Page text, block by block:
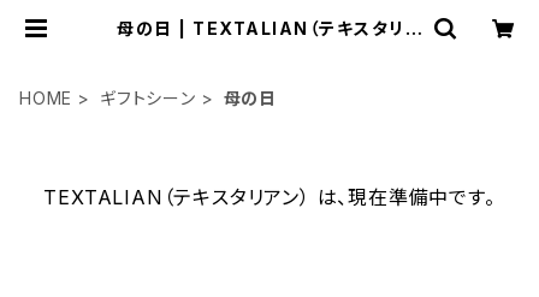
母の日 | TEXTALIAN（テキスタリア
HOME ギフトシーン 母の日
TEXTALIAN（テキスタリアン） は、現在準備中です。